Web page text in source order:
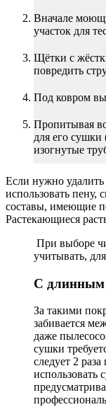
Вначале
участок для
Щётки с
повредить
Под ковром
Пропитывая
для его сушки
изогнутые
Если нужно
использовать пену,
составы, имеющие
Растекающиеся
При выборе
учитывать,
С длинным
За такими
забивается
даже
сушки
следует 2
использовать